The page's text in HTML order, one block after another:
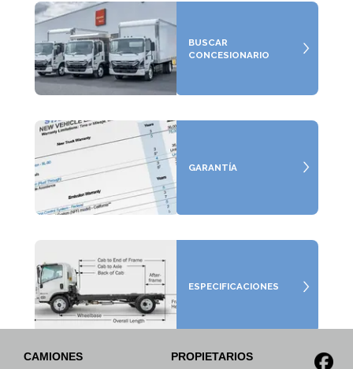
BUSCAR
CONCESIONARIO
GARANTÍA
ESPECIFICACIONES
CAMIONES
PROPIETARIOS